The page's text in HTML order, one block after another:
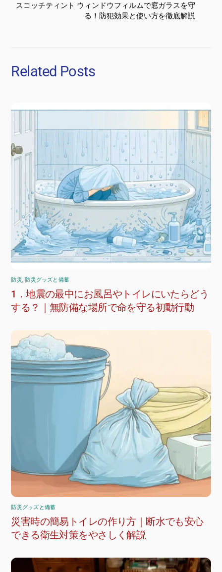
スコッチティント ウィンドウフィルムで窓ガラスを守
る！防犯効果と使い方を徹底解説
Related Posts
防災, 防災グッズと備蓄
1．地震の最中にお風呂やトイレにいたらどう
する？｜無防備な場所で命を守る初動行動
防災グッズと備蓄
災害時の簡易トイレの作り方｜断水でも安心
できる衛生対策をやさしく解説